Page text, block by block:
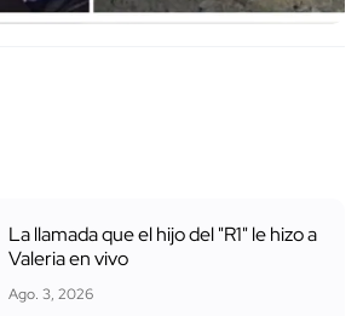
La llamada que el hijo del "R1" le hizo a
Valeria en vivo
Ago. 3, 2026